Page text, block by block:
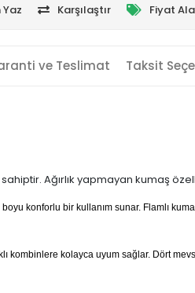
Karşılaştır Fiyat
ve Teslimat Taksit
Ağırlık yapmayan kumaş
konforlu bir kullanım sunar. Flamlı
kolayca uyum sağlar. Dört